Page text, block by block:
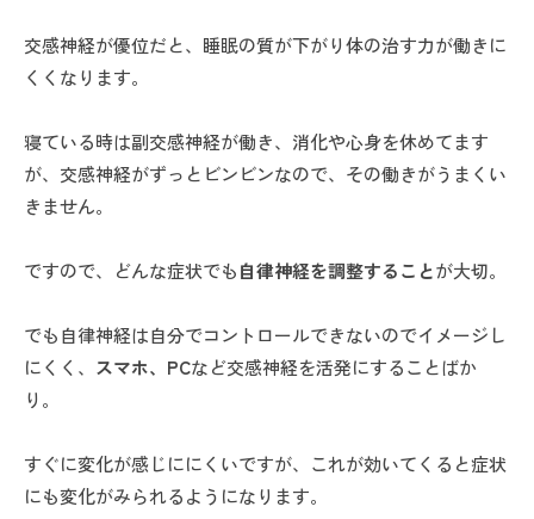
交感神経が優位だと、睡眠の質が下がり体の治す力が働きに
くくなります。
寝ている時は副交感神経が働き、消化や心身を休めてます
が、交感神経がずっとビンビンなので、その働きがうまくい
きません。
ですので、どんな症状でも自律神経を調整することが大切。
でも自律神経は自分でコントロールできないのでイメージし
にくく、 スマホ、PCなど交感神経を活発にすることばか
り。
すぐに変化が感じににくいですが、これが効いてくると症状
にも変化がみられるようになります。